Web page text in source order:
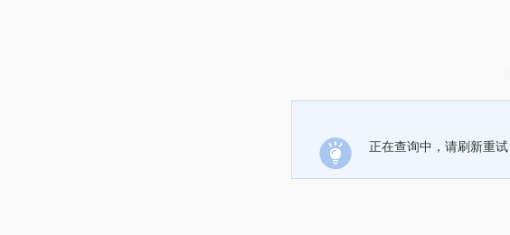
正在查询中，请刷新重试